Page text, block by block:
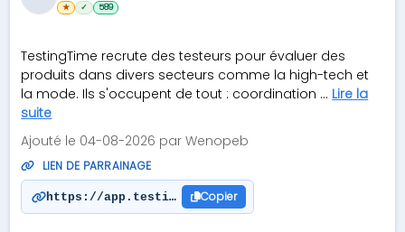
TestingTime recrute des testeurs pour évaluer des
produits dans divers secteurs comme la high-tech et
la mode. Ils s'occupent de tout : coordination ... Lire la
suite
Ajouté le 04-08-2026 par Wenopeb
LIEN DE PARRAINAGE
https://app.testingtime.com/r/rec-af-aAIKOUwu
Copier
★ ✓ 589